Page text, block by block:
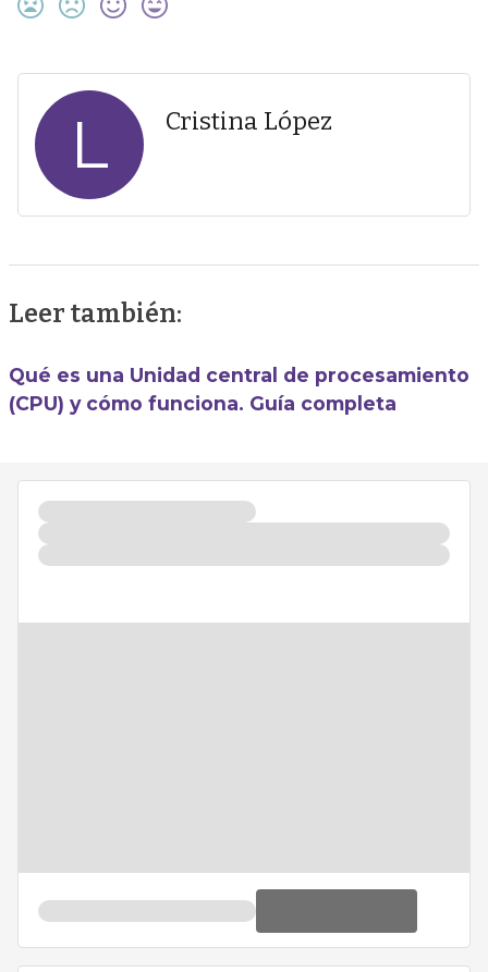
L Cristina López
Leer también:
Qué es una Unidad central de procesamiento
(CPU) y cómo funciona. Guía completa